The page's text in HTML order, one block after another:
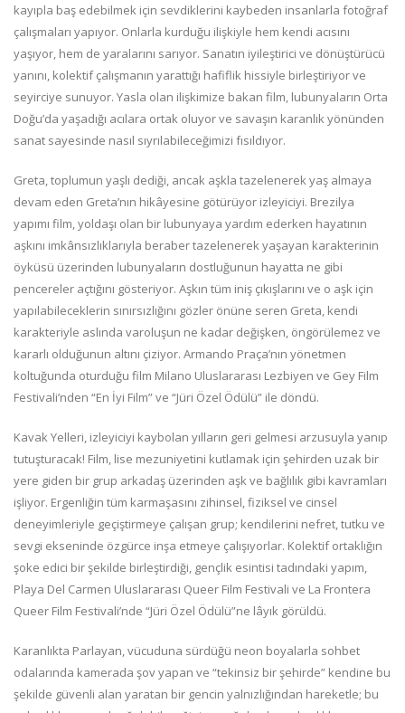
kayıpla baş edebilmek için sevdiklerini kaybeden insanlarla fotoğraf
çalışmaları yapıyor. Onlarla kurduğu ilişkiyle hem kendi acısını
yaşıyor, hem de yaralarını sarıyor. Sanatın iyileştirici ve dönüştürücü
yanını, kolektif çalışmanın yarattığı hafiflik hissiyle birleştiriyor ve
seyirciye sunuyor. Yasla olan ilişkimize bakan film, lubunyaların Orta
Doğu’da yaşadığı acılara ortak oluyor ve savaşın karanlık yönünden
sanat sayesinde nasıl sıyrılabileceğimizi fısıldıyor.
Greta, toplumun yaşlı dediği, ancak aşkla tazelenerek yaş almaya
devam eden Greta’nın hikâyesine götürüyor izleyiciyi. Brezilya
yapımı film, yoldaşı olan bir lubunyaya yardım ederken hayatının
aşkını imkânsızlıklarıyla beraber tazelenerek yaşayan karakterinin
öyküsü üzerinden lubunyaların dostluğunun hayatta ne gibi
pencereler açtığını gösteriyor. Aşkın tüm iniş çıkışlarını ve o aşk için
yapılabileceklerin sınırsızlığını gözler önüne seren Greta, kendi
karakteriyle aslında varoluşun ne kadar değişken, öngörülemez ve
kararlı olduğunun altını çiziyor. Armando Praça’nın yönetmen
koltuğunda oturduğu film Milano Uluslararası Lezbiyen ve Gey Film
Festivali’nden “En İyi Film” ve “Jüri Özel Ödülü” ile döndü.
Kavak Yelleri, izleyiciyi kaybolan yılların geri gelmesi arzusuyla yanıp
tutuşturacak! Film, lise mezuniyetini kutlamak için şehirden uzak bir
yere giden bir grup arkadaş üzerinden aşk ve bağlılık gibi kavramları
işliyor. Ergenliğin tüm karmaşasını zihinsel, fiziksel ve cinsel
deneyimleriyle geçiştirmeye çalışan grup; kendilerini nefret, tutku ve
sevgi ekseninde özgürce inşa etmeye çalışıyorlar. Kolektif ortaklığın
şoke edici bir şekilde birleştirdiği, gençlik esintisi tadındaki yapım,
Playa Del Carmen Uluslararası Queer Film Festivali ve La Frontera
Queer Film Festivali’nde “Jüri Özel Ödülü”ne lâyık görüldü.
Karanlıkta Parlayan, vücuduna sürdüğü neon boyalarla sohbet
odalarında kamerada şov yapan ve “tekinsiz bir şehirde” kendine bu
şekilde güvenli alan yaratan bir gencin yalnızlığından hareketle; bu